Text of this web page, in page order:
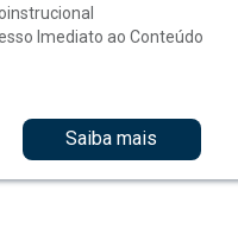
Imediato ao Conteúdo
Saiba mais